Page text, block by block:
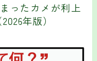
ったカメが利上
年版）